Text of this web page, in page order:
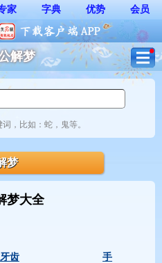
家 字典 优势 会员
解梦
，比如：蛇，鬼等。
梦大全
牙齿 手